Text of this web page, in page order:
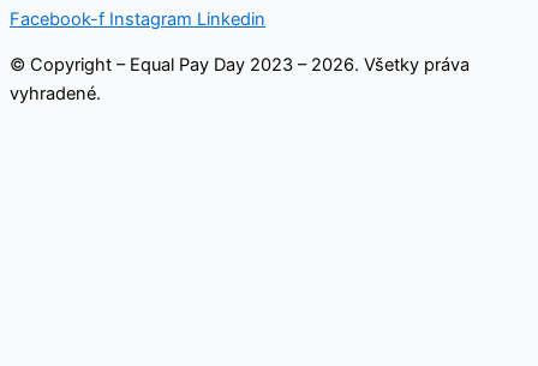
Facebook-f Instagram Linkedin
© Copyright – Equal Pay Day 2023 – 2026. Všetky práva
vyhradené.